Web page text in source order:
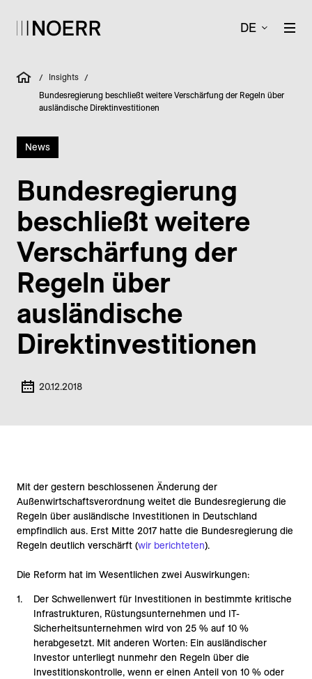
DE
/ Insights /
Bundesregierung beschließt weitere Verschärfung der Regeln über
ausländische Direktinvestitionen
News
Bundesregierung
beschließt weitere
Verschärfung der
Regeln über
ausländische
Direktinvestitionen
20.12.2018
Mit der gestern beschlossenen Änderung der
Außenwirtschaftsverordnung weitet die Bundesregierung die
Regeln über ausländische Investitionen in Deutschland
empfindlich aus. Erst Mitte 2017 hatte die Bundesregierung die
Regeln deutlich verschärft (wir berichteten).
Die Reform hat im Wesentlichen zwei Auswirkungen:
Der Schwellenwert für Investitionen in bestimmte kritische
Infrastrukturen, Rüstungsunternehmen und IT-
Sicherheitsunternehmen wird von 25 % auf 10 %
herabgesetzt. Mit anderen Worten: Ein ausländischer
Investor unterliegt nunmehr den Regeln über die
Investitionskontrolle, wenn er einen Anteil von 10 % oder